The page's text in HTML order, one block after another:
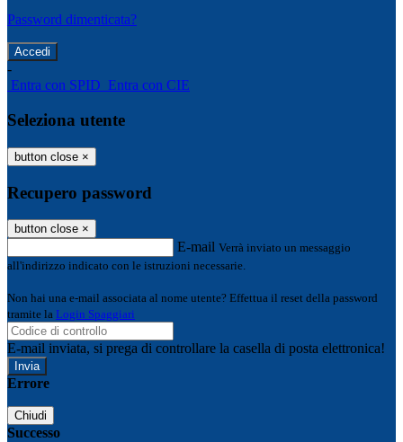
Password dimenticata?
-
Entra con SPID Entra con CIE
Seleziona utente
button close ×
Recupero password
button close ×
E-mail Verrà inviato un messaggio
all'indirizzo indicato con le istruzioni necessarie.
Non hai una e-mail associata al nome utente? Effettua il reset della password
tramite la Login Spaggiari
E-mail inviata, si prega di controllare la casella di posta elettronica!
Errore
Chiudi
Successo